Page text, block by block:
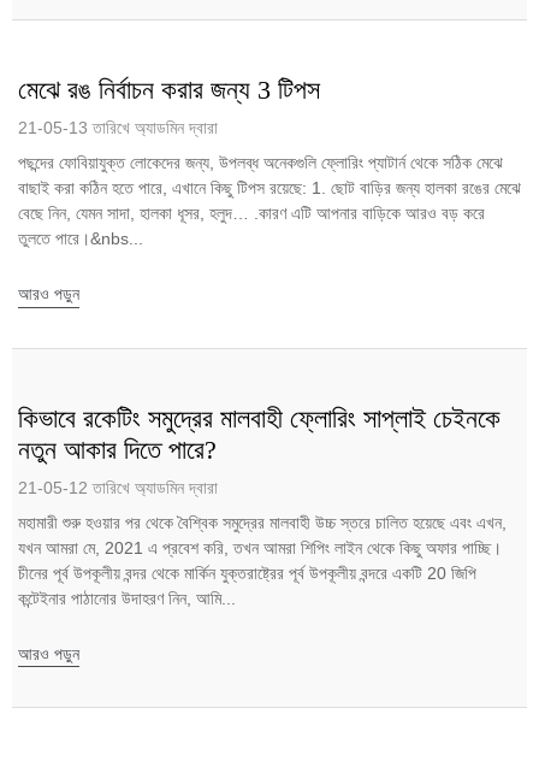
মেঝে রঙ নির্বাচন করার জন্য 3 টিপস
21-05-13 তারিখে অ্যাডমিন দ্বারা
পছন্দের ফোবিয়াযুক্ত লোকেদের জন্য, উপলব্ধ অনেকগুলি ফ্লোরিং প্যাটার্ন থেকে সঠিক মেঝে
বাছাই করা কঠিন হতে পারে, এখানে কিছু টিপস রয়েছে: 1. ছোট বাড়ির জন্য হালকা রঙের মেঝে
বেছে নিন, যেমন সাদা, হালকা ধূসর, হলুদ… .কারণ এটি আপনার বাড়িকে আরও বড় করে
তুলতে পারে।&nbs...
আরও পড়ুন
কিভাবে রকেটিং সমুদ্রের মালবাহী ফ্লোরিং সাপ্লাই চেইনকে
নতুন আকার দিতে পারে?
21-05-12 তারিখে অ্যাডমিন দ্বারা
মহামারী শুরু হওয়ার পর থেকে বৈশ্বিক সমুদ্রের মালবাহী উচ্চ স্তরে চালিত হয়েছে এবং এখন,
যখন আমরা মে, 2021 এ প্রবেশ করি, তখন আমরা শিপিং লাইন থেকে কিছু অফার পাচ্ছি।
চীনের পূর্ব উপকূলীয় বন্দর থেকে মার্কিন যুক্তরাষ্ট্রের পূর্ব উপকূলীয় বন্দরে একটি 20 জিপি
কন্টেইনার পাঠানোর উদাহরণ নিন, আমি...
আরও পড়ুন